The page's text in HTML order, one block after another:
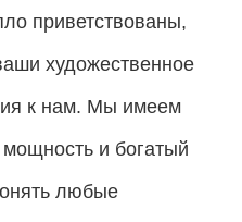
приветствованы,
художественное
к нам. Мы имеем
и богатый
любые